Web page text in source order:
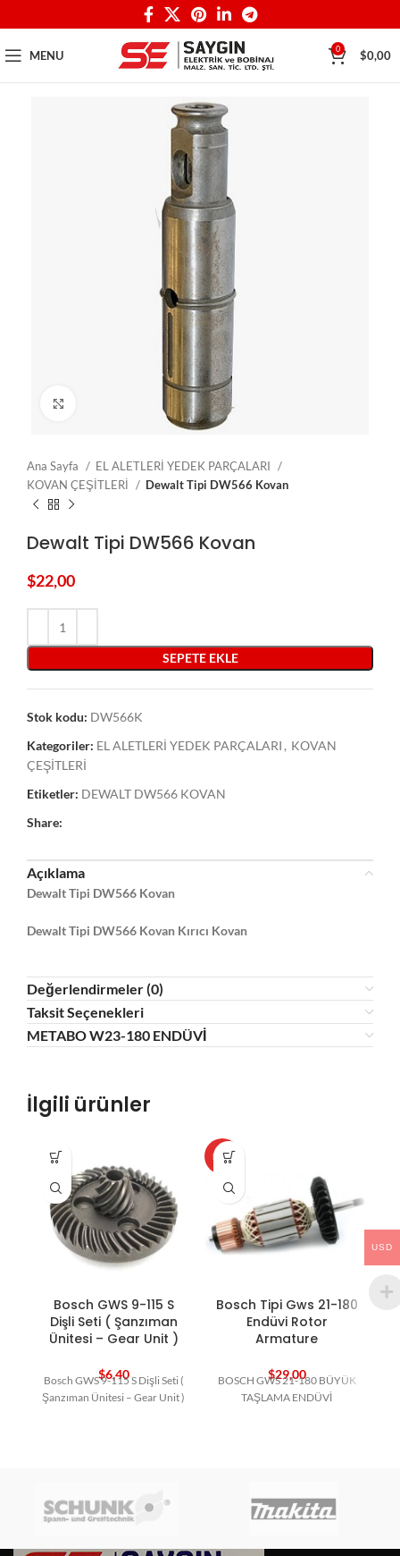
MENU 0 $0,00
Ana Sayfa
EL ALETLERİ YEDEK PARÇALARI
KOVAN ÇEŞİTLERİ
Dewalt Tipi DW566 Kovan
Dewalt Tipi DW566 Kovan
$22,00
SEPETE EKLE
Stok kodu: DW566K
Kategoriler: EL ALETLERİ YEDEK PARÇALARI , KOVAN
ÇEŞİTLERİ
Etiketler: DEWALT DW566 KOVAN
Share:
Açıklama
Dewalt Tipi DW566 Kovan
Dewalt Tipi DW566 Kovan Kırıcı Kovan
Değerlendirmeler (0)
Taksit Seçenekleri
METABO W23-180 ENDÜVİ
İlgili ürünler
Bosch GWS 9-115 S
Dişli Seti ( Şanzıman
Ünitesi – Gear Unit )
$6,40
Bosch GWS 9-115 S Dişli Seti (
Şanzıman Ünitesi – Gear Unit )
HOT
Bosch Tipi Gws 21-180
Endüvi Rotor
Armature
$29,00
BOSCH GWS 21-180 BÜYÜK
TAŞLAMA ENDÜVİ
USD